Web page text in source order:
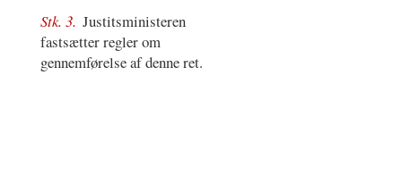
Stk. 3. Justitsministeren
fastsætter regler om
gennemførelse af denne ret.